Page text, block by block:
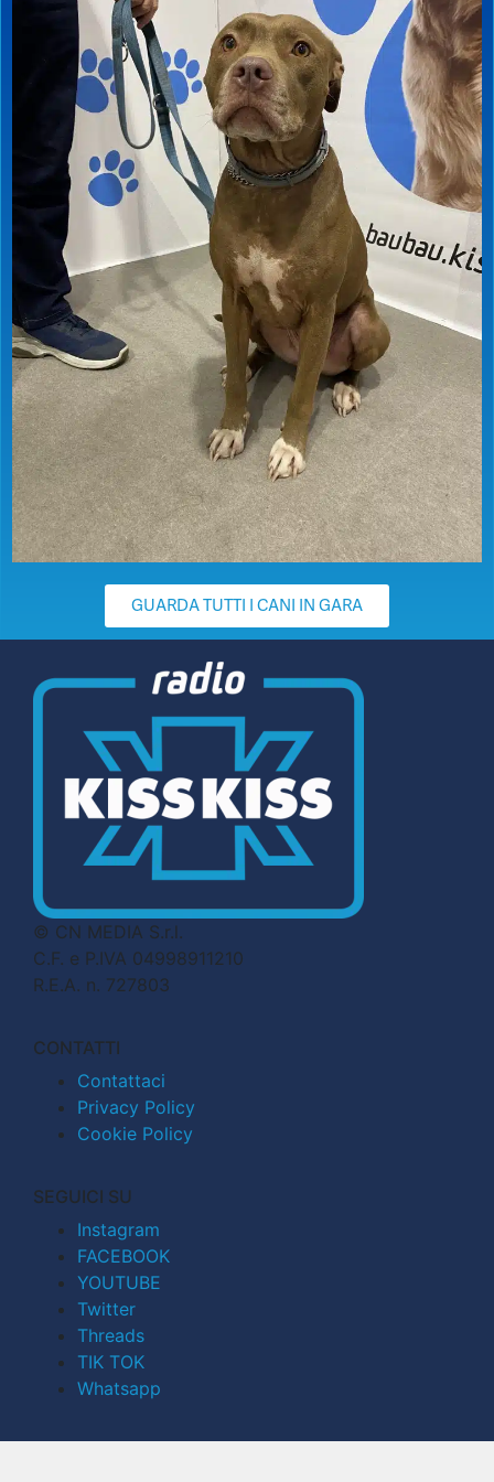
GUARDA TUTTI I CANI IN GARA
© CN MEDIA S.r.l.
C.F. e P.IVA 04998911210
R.E.A. n. 727803
CONTATTI
Contattaci
Privacy Policy
Cookie Policy
SEGUICI SU
Instagram
FACEBOOK
YOUTUBE
Twitter
Threads
TIK TOK
Whatsapp